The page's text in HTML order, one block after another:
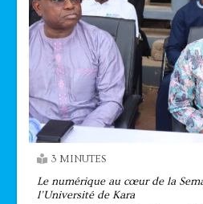
3 MINUTES
Le numérique au cœur de la
l’Université de Kara